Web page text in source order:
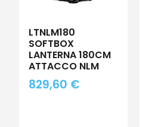
LTNLM180
SOFTBOX
LANTERNA 180CM
ATTACCO NLM
829,60 €